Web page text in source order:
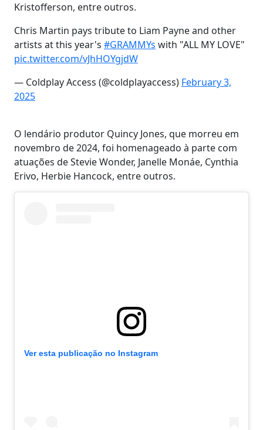
Kristofferson, entre outros.
Chris Martin pays tribute to Liam Payne and other
artists at this year's #GRAMMYs with "ALL MY LOVE"
pic.twitter.com/vJhHOYgjdW
— Coldplay Access (@coldplayaccess) February 3,
2025
O lendário produtor Quincy Jones, que morreu em
novembro de 2024, foi homenageado à parte com
atuações de Stevie Wonder, Janelle Monáe, Cynthia
Erivo, Herbie Hancock, entre outros.
Ver esta publicação no Instagram